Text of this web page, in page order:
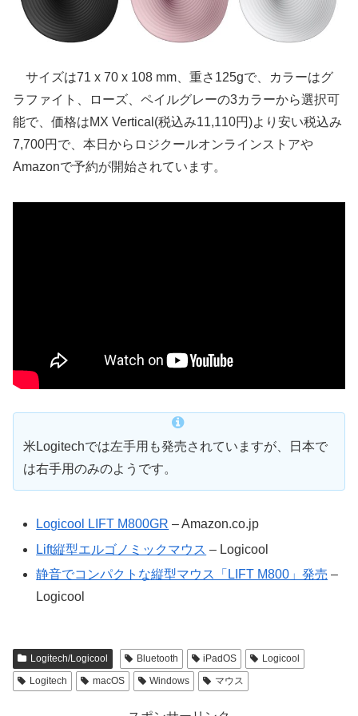
サイズは71 x 70 x 108 mm、重さ125gで、カラーはグ
ラファイト、ローズ、ペイルグレーの3カラーから選択可
能で、価格はMX Vertical(税込み11,110円)より安い税込み
7,700円で、本日からロジクールオンラインストアや
Amazonで予約が開始されています。
米Logitechでは左手用も発売されていますが、日本で
は右手用のみのようです。
Logicool LIFT M800GR – Amazon.co.jp
Lift縦型エルゴノミックマウス – Logicool
静音でコンパクトな縦型マウス「LIFT M800」発売 –
Logicool
Logitech/Logicool Bluetooth iPadOS
Logicool
Logitech
macOS Windows マウス